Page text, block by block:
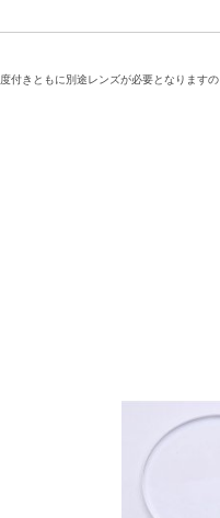
付きともに別途レンズが必要となりますの